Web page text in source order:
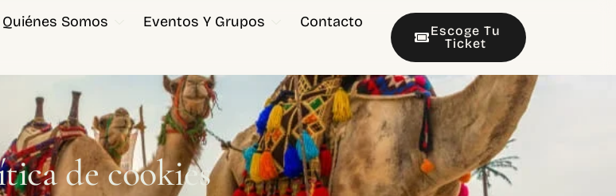
Quiénes Somos Eventos Y Grupos Contacto
Escoge Tu
Ticket
de cookies